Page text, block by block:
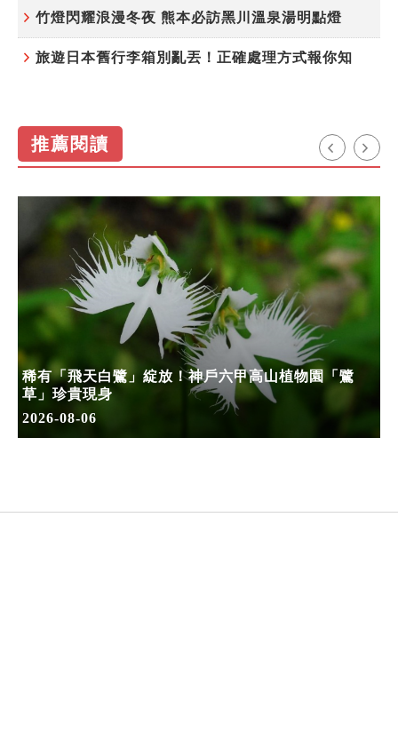
竹燈閃耀浪漫冬夜 熊本必訪黑川溫泉湯明點燈
旅遊日本舊行李箱別亂丟！正確處理方式報你知
推薦閱讀
稀有「飛天白鷺」綻放！神戶六甲高山植物園「鷺
草」珍貴現身
2026-08-06